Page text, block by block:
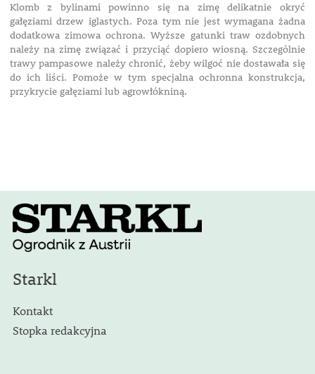
Klomb z bylinami powinno się na zimę delikatnie okryć
gałęziami drzew iglastych. Poza tym nie jest wymagana żadna
dodatkowa zimowa ochrona. Wyższe gatunki traw ozdobnych
należy na zimę związać i przyciąć dopiero wiosną. Szczególnie
trawy pampasowe należy chronić, żeby wilgoć nie dostawała się
do ich liści. Pomoże w tym specjalna ochronna konstrukcja,
przykrycie gałęziami lub agrowłókniną.
Starkl
Kontakt
Stopka redakcyjna